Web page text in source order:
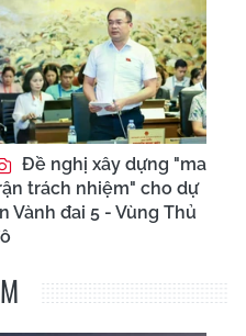
Đề nghị xây dựng "ma
trách nhiệm" cho dự
Vành đai 5 - Vùng Thủ